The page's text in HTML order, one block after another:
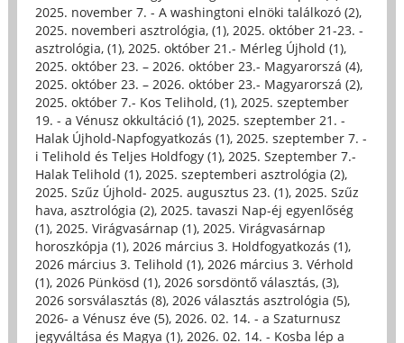
2025. november 7. - A washingtoni elnöki találkozó (2),
2025. novemberi asztrológia, (1), 2025. október 21-23. -
asztrológia, (1), 2025. október 21.- Mérleg Újhold (1),
2025. október 23. – 2026. október 23.- Magyarorszá (4),
2025. október 23. – 2026. október 23.- Magyarorszá (2),
2025. október 7.- Kos Telihold, (1), 2025. szeptember
19. - a Vénusz okkultáció (1), 2025. szeptember 21. -
Halak Újhold-Napfogyatkozás (1), 2025. szeptember 7. -
i Telihold és Teljes Holdfogy (1), 2025. Szeptember 7.-
Halak Telihold (1), 2025. szeptemberi asztrológia (2),
2025. Szűz Újhold- 2025. augusztus 23. (1), 2025. Szűz
hava, asztrológia (2), 2025. tavaszi Nap-éj egyenlőség
(1), 2025. Virágvasárnap (1), 2025. Virágvasárnap
horoszkópja (1), 2026 március 3. Holdfogyatkozás (1),
2026 március 3. Telihold (1), 2026 március 3. Vérhold
(1), 2026 Pünkösd (1), 2026 sorsdöntő választás, (3),
2026 sorsválasztás (8), 2026 választás asztrológia (5),
2026- a Vénusz éve (5), 2026. 02. 14. - a Szaturnusz
jegyváltása és Magya (1), 2026. 02. 14. - Kosba lép a